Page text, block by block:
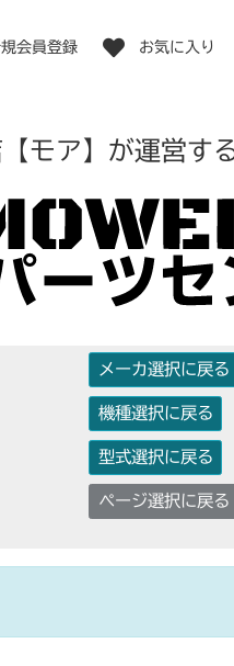
会員登録 お気に入り
モア】が運営す
メーカ選択に戻る
機種選択に戻る
型式選択に戻る
ページ選択に戻る